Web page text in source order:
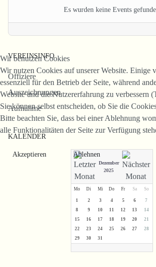
Es wurden keine Events
VEREINSINFO
Offiziere
Auszeichnungen
Aufnahme
KALENDER
Dezember
2025
Mo Di Mi Do Fr Sa So
1 2 3 4 5 6
7
8
9 10 11 12 13
14
15
16 17 18 19 20
21
22
23 24 25 26 27
28
29
30 31
Wir benutzen Cookies
Wir nutzen Cookies auf unserer Website. Einige
essenziell für den Betrieb der Seite, während
Website und die Nutzererfahrung zu verbessern
Sie können selbst entscheiden, ob Sie die
Bitte beachten Sie, dass bei einer Ablehnung
alle Funktionalitäten der Seite zur Verfügung
Akzeptieren Ablehnen